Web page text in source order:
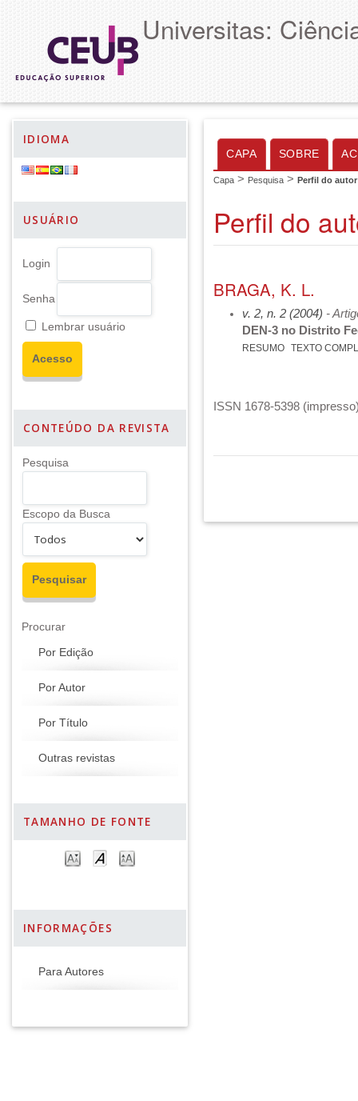
Universitas:
IDIOMA
USUÁRIO
Login
Senha
Lembrar usuário
CONTEÚDO DA REVISTA
Pesquisa
Escopo da Busca
Procurar
Por Edição
Por Autor
Por Título
Outras revistas
TAMANHO DE FONTE
INFORMAÇÕES
Para Autores
CAPA SOBRE
Capa > Pesquisa > Perfil do autor
Perfil do
BRAGA, K. L.
v. 2, n. 2 (2004) -
DEN-3 no Distrito
RESUMO TEXTO
ISSN 1678-5398